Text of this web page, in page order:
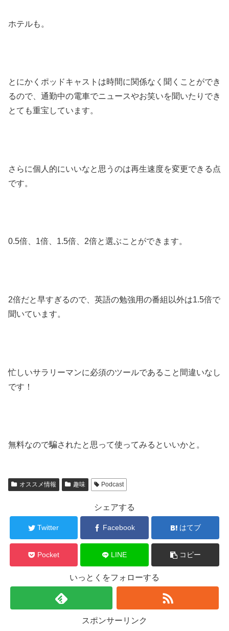
ホテルも。
とにかくポッドキャストは時間に関係なく聞くことができ
るので、通勤中の電車でニュースやお笑いを聞いたりでき
とても重宝しています。
さらに個人的にいいなと思うのは再生速度を変更できる点
です。
0.5倍、1倍、1.5倍、2倍と選ぶことができます。
2倍だと早すぎるので、英語の勉強用の番組以外は1.5倍で
聞いています。
忙しいサラリーマンに必須のツールであること間違いなし
です！
無料なので騙されたと思って使ってみるといいかと。
オススメ情報 趣味 Podcast
シェアする
Twitter Facebook はてブ
Pocket LINE コピー
いっとくをフォローする
スポンサーリンク